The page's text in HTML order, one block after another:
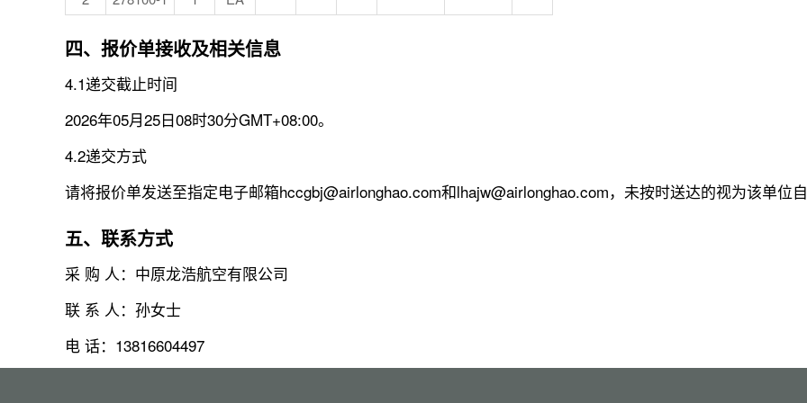
四、报价单接收及相关信息
4.1递交截止时间
2026年05月25日08时30分GMT+08:00。
4.2递交方式
请将报价单发送至指定电子邮箱hccgbj@airlonghao.com和lhajw@airlonghao.com，未按时送达的视为该单位自
五、联系方式
采 购 人：中原龙浩航空有限公司
联 系 人：孙女士
电 话：13816604497